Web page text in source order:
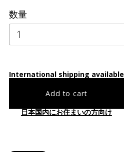
数量
International shipping available
Add to cart
日本国内にお住まいの方向け